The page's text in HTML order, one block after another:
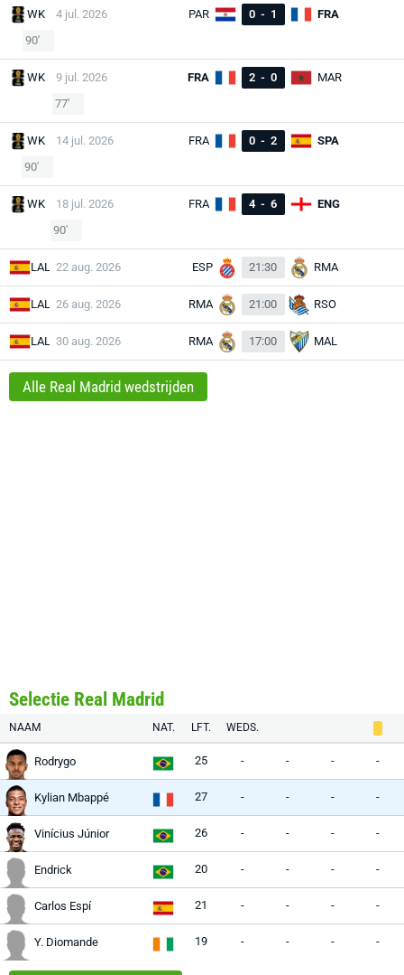
WK 4 jul. 2026 PAR 0 - 1
FRA
90'
WK 9 jul. 2026 FRA 2 - 0
MAR
77'
WK 14 jul. 2026 FRA 0 - 2
SPA
90'
WK 18 jul. 2026 FRA 4 - 6
ENG
90'
LAL 22 aug. 2026 ESP 21:30 RMA
LAL 26 aug. 2026 RMA 21:00 RSO
LAL 30 aug. 2026 RMA 17:00 MAL
Alle Real Madrid wedstrijden
Selectie Real Madrid
NAAM NAT. LFT. WEDS.
Rodrygo 25 - - - -
Kylian Mbappé 27 - - - -
Vinícius Júnior 26 - - - -
Endrick 20 - - - -
Carlos Espí 21 - - - -
Y. Diomande 19 - - - -